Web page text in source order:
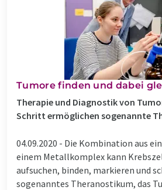
Tumore finden und dabei
Therapie und Diagnostik von
Schritt ermöglichen sogenannte
04.09.2020 - Die Kombination aus
einem Metallkomplex kann
aufsuchen, binden, markieren und
sogenanntes Theranostikum, das